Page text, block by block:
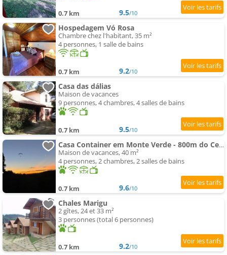
0.7 km 9.5/10
Hospedagem Vó Rosa
Chambre chez l'habitant, 35 m²
4 personnes, 1 salle de bains
0.7 km 9.2/10
Casa das dálias
Maison de vacances
9 personnes, 4 chambres, 4 salles de bains
0.7 km 9.5/10
Casa Container em Monte Verde - 800m do Centro
Maison de vacances, 40 m²
4 personnes, 2 chambres, 2 salles de bains
0.7 km 9.6/10
Chales Marigu
2 gîtes, 24 et 33 m²
3 personnes (total 6 personnes)
0.7 km 9.2/10